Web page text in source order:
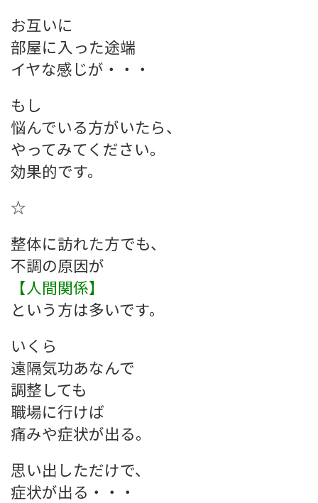
お互いに
部屋に入った途端
イヤな感じが・・・
もし
悩んでいる方がいたら、
やってみてください。
効果的です。
☆
整体に訪れた方でも、
不調の原因が
【人間関係】
という方は多いです。
いくら
遠隔気功あなんで
調整しても
職場に行けば
痛みや症状が出る。
思い出しただけで、
症状が出る・・・